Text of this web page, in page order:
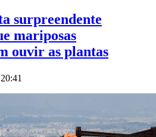
surpreendente
mariposas
ouvir as plantas